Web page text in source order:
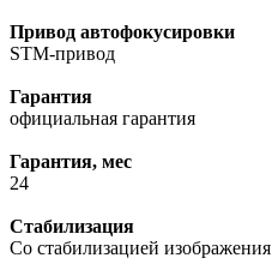
Привод автофокусировки
STM-привод
Гарантия
официальная гарантия
Гарантия, мес
24
Стабилизация
Со стабилизацией изображения